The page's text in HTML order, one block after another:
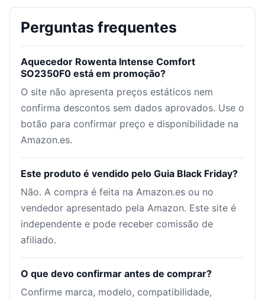
Perguntas frequentes
Aquecedor Rowenta Intense Comfort
SO2350F0 está em promoção?
O site não apresenta preços estáticos nem
confirma descontos sem dados aprovados. Use o
botão para confirmar preço e disponibilidade na
Amazon.es.
Este produto é vendido pelo Guia Black Friday?
Não. A compra é feita na Amazon.es ou no
vendedor apresentado pela Amazon. Este site é
independente e pode receber comissão de
afiliado.
O que devo confirmar antes de comprar?
Confirme marca, modelo, compatibilidade,